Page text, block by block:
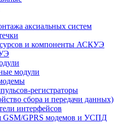
аксиальных систем
и компоненты АСКУЭ
модули
регистраторы
сбора и передачи данных)
интерфейсов
GSM/GPRS модемов и УСПД